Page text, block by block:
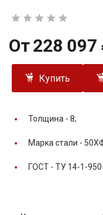
От228 097
Купить
Толщина - 8;
Марка стали -
ГОСТ - ТУ 14-1-